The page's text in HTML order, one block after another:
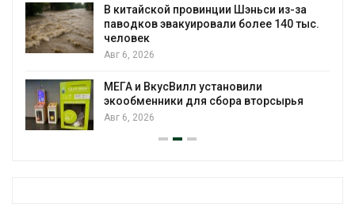
140 тыс.
«животный» белок для
мяса
производство соли почти в 20 раз
Авг 6, 2026